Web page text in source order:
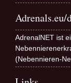
Adrenals.eu/
AdrenalNET ist
(Nebennieren-